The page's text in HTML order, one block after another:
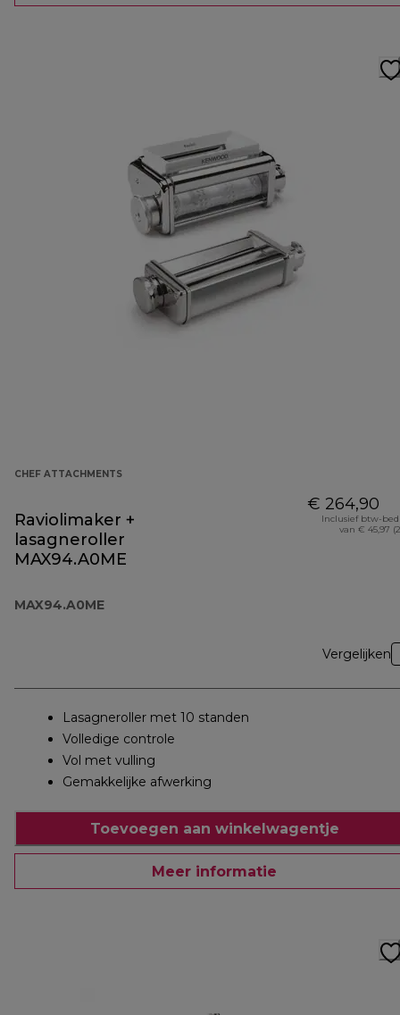
CHEF ATTACHMENTS
Raviolimaker +
lasagneroller
MAX94.A0ME
MAX94.A0ME
€ 264,90
Inclusief btw-
van € 45,97
Vergelijken
Lasagneroller met 10 standen
Volledige controle
Vol met vulling
Gemakkelijke afwerking
Toevoegen aan winkelwagentje
Meer informatie